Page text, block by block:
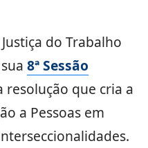
do Trabalho
8ª Sessão
resolução que cria a
a Pessoas em